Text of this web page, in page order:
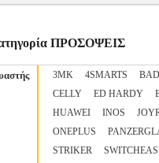
ΠΡΟΣΟΨΕΙΣ
3MK 4SMARTS
CELLY
ED HARDY
HUAWEI
INOS
ONEPLUS
STRIKER